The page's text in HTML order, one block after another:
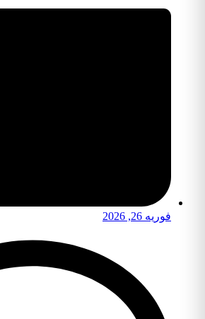
فوریه 26, 2026